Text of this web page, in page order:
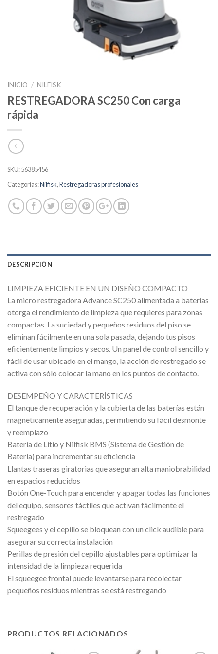
INICIO / NILFISK
RESTREGADORA SC250 Con carga
rápida
SKU:56385456
Categorías:Nilfisk,Restregadoras profesionales
DESCRIPCIÓN
LIMPIEZA EFICIENTE EN UN DISEÑO COMPACTO
La micro restregadora Advance SC250 alimentada a baterías
otorga el rendimiento de limpieza que requieres para zonas
compactas. La suciedad y pequeños residuos del piso se
eliminan fácilmente en una sola pasada, dejando tus pisos
eficientemente limpios y secos. Un panel de control sencillo y
fácil de usar ubicado en el mango, la acción de restregado se
activa con sólo colocar la mano en los puntos de contacto.
DESEMPEÑO Y CARACTERÍSTICAS
El tanque de recuperación y la cubierta de las baterías están
magnéticamente aseguradas, permitiendo su fácil desmonte
y reemplazo
Bateria de Litio y Nilfisk BMS (Sistema de Gestión de
Batería) para incrementar su eficiencia
Llantas traseras giratorias que aseguran alta maniobrabilidad
en espacios reducidos
Botón One-Touch para encender y apagar todas las funciones
del equipo, sensores táctiles que activan fácilmente el
restregado
Squeegees y el cepillo se bloquean con un click audible para
asegurar su correcta instalación
Perillas de presión del cepillo ajustables para optimizar la
intensidad de la limpieza requerida
El squeegee frontal puede levantarse para recolectar
pequeños residuos mientras se está restregando
PRODUCTOS RELACIONADOS